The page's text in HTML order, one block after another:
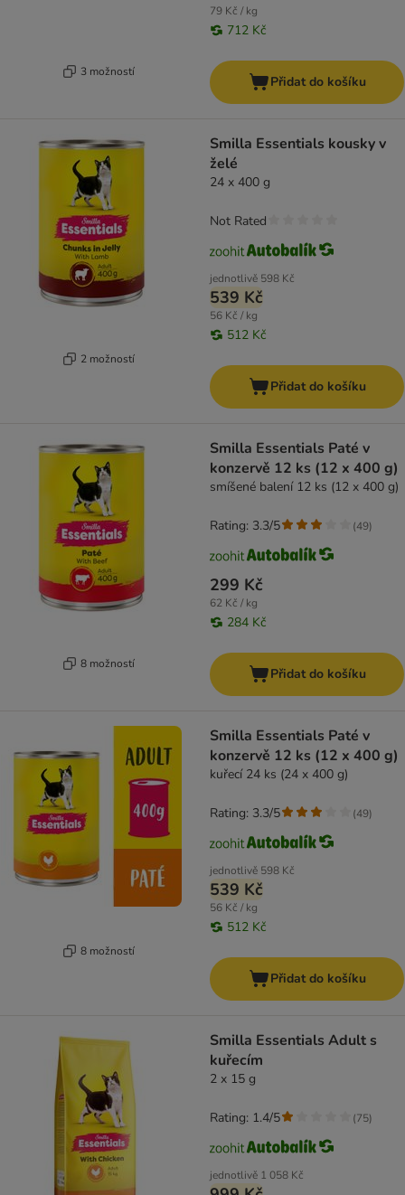
3 možností
79 Kč / kg
712 Kč
Přidat do košíku
2 možností
Smilla Essentials kousky v
želé
24 x 400 g
jednotlivě 598 Kč
539 Kč
56 Kč / kg
512 Kč
Not Rated
Přidat do košíku
8 možností
Smilla Essentials Paté v
konzervě 12 ks (12 x 400 g)
smíšené balení 12 ks (12 x 400 g)
299 Kč
62 Kč / kg
284 Kč
Rating: 3.3/5 (49)
Přidat do košíku
8 možností
Smilla Essentials Paté v
konzervě 12 ks (12 x 400 g)
kuřecí 24 ks (24 x 400 g)
jednotlivě 598 Kč
539 Kč
56 Kč / kg
512 Kč
Rating: 3.3/5 (49)
Přidat do košíku
Smilla Essentials Adult s
kuřecím
2 x 15 g
jednotlivě 1 058 Kč
Rating: 1.4/5 (75)